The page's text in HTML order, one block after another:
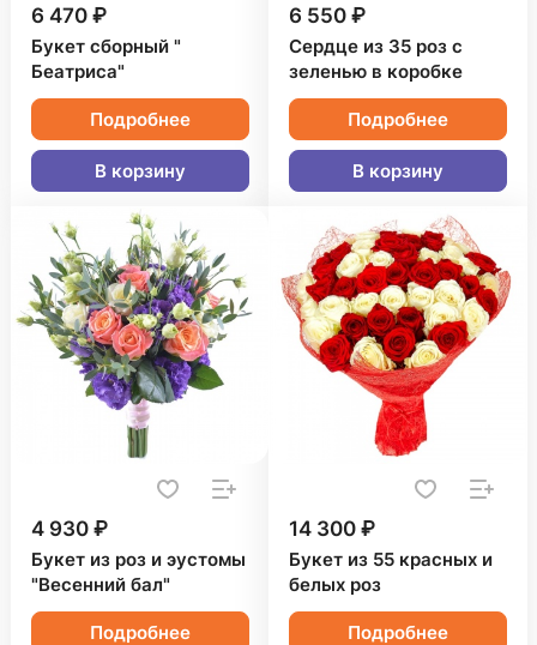
6 470 ₽
Букет сборный "
Беатриса"
Подробнее
В корзину
6 550 ₽
Сердце из 35 роз с
зеленью в коробке
Подробнее
В корзину
4 930 ₽
Букет из роз и эустомы
"Весенний бал"
Подробнее
14 300 ₽
Букет из 55 красных и
белых роз
Подробнее